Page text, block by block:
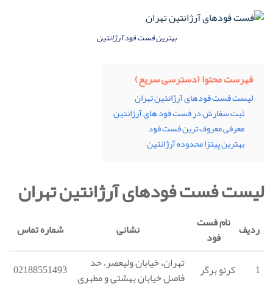
بهترین فست فود آرژانتین
فهرست محتوا (دسترسی سریع)
لیست فست فودهای آرژانتین تهران
ثبت سفارش در فست فود های آرژانتین
معرفی معروف ترین فست فود
بهترین پیتزا محدوده آرژانتین
لیست فست فودهای آرژانتین تهران
ردیف نام فست
فود نشانی شماره تماس
1 کرنو برگر تهران، خیابان ولیعصر، حد
فاصل خیابان بهشتی و مطهری 02188551493